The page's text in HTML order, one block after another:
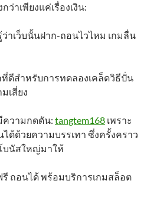
าเพียงแค่เรื่องเงิน:
ว่าเว็บนั้นฝาก-ถอนไวไหม เกมลื่น
ดีสำหรับการทดลองเคล็ดวิธีปั่น
เสี่ยง
ความกดดัน: tangtem168 เพราะ
ได้ด้วยความบรรเทา ซึ่งครั้งคราว
บนัสใหญ่มาให้
ถอนได้ พร้อมบริการเกมสล็อต